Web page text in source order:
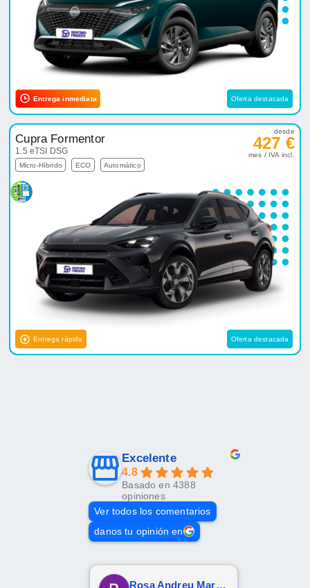
Entrega inmediata Oferta destacada
Cupra Formentor
1.5 eTSI DSG
Micro-Híbrido ECO Automático
desde
427 €
mes / IVA incl.
Entrega rápida Oferta destacada
Excelente
4.8
Basado en 4388
opiniones
Ver todos los comentarios
danos tu opinión en
Rosa Andreu Martinez